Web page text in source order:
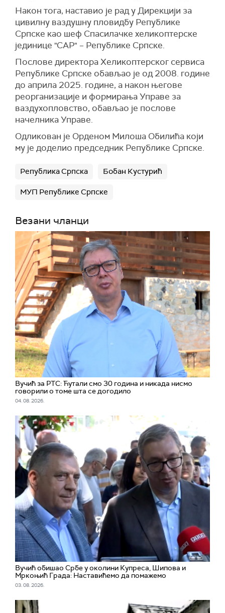
Након тога, наставио је рад у Дирекцији за
цивилну ваздушну пловидбу Републике
Српске као шеф Спасилачке хеликоптерске
јединице "САР" – Републике Српске.
Послове директора Хеликоптерског сервиса
Републике Српске обављао је од 2008. године
до априла 2025. године, а након његове
реорганизације и формирања Управе за
ваздухопловство, обављао је послове
начелника Управе.
Одликован је Орденом Милоша Обилића који
му је доделио председник Републике Српске.
Република Српска Бобан Кустурић
МУП Републике Српске
Везани чланци
Вучић за РТС: Ћутали смо 30 година и никада нисмо
говорили о томе шта се догодило
04. 08. 2026.
Вучић обишао Србе у околини Купреса, Шипова и
Мркоњић Града: Наставићемо да помажемо
03. 08. 2026.